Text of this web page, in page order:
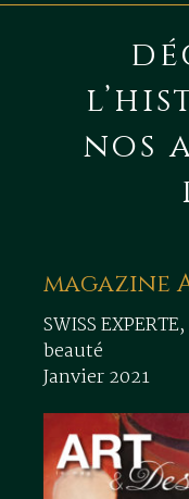
nos
magazine
SWISS
beauté
Janvier 2021